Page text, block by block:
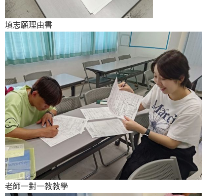
填志願理由書
老師一對一教教學